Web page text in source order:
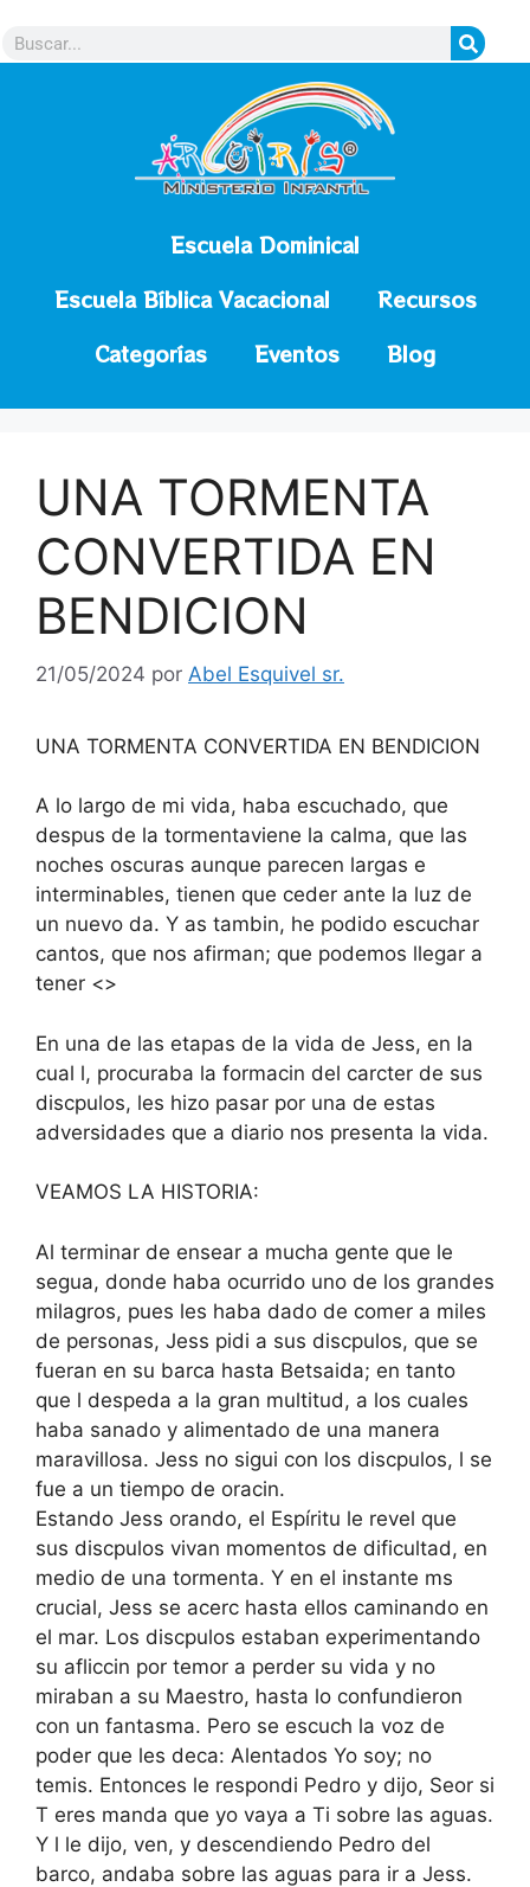
Escuela Dominical
Escuela Bíblica Vacacional
Recursos
Categorías
Eventos Blog
UNA TORMENTA
CONVERTIDA EN
BENDICION
21/05/2024 por Abel Esquivel sr.
UNA TORMENTA CONVERTIDA EN BENDICION
A lo largo de mi vida, haba escuchado, que
despus de la tormentaviene la calma, que las
noches oscuras aunque parecen largas e
interminables, tienen que ceder ante la luz de
un nuevo da. Y as tambin, he podido escuchar
cantos, que nos afirman; que podemos llegar a
tener <>
En una de las etapas de la vida de Jess, en la
cual l, procuraba la formacin del carcter de sus
discpulos, les hizo pasar por una de estas
adversidades que a diario nos presenta la vida.
VEAMOS LA HISTORIA:
Al terminar de ensear a mucha gente que le
segua, donde haba ocurrido uno de los grandes
milagros, pues les haba dado de comer a miles
de personas, Jess pidi a sus discpulos, que se
fueran en su barca hasta Betsaida; en tanto
que l despeda a la gran multitud, a los cuales
haba sanado y alimentado de una manera
maravillosa. Jess no sigui con los discpulos, l se
fue a un tiempo de oracin.
Estando Jess orando, el Espíritu le revel que
sus discpulos vivan momentos de dificultad, en
medio de una tormenta. Y en el instante ms
crucial, Jess se acerc hasta ellos caminando en
el mar. Los discpulos estaban experimentando
su afliccin por temor a perder su vida y no
miraban a su Maestro, hasta lo confundieron
con un fantasma. Pero se escuch la voz de
poder que les deca: Alentados Yo soy; no
temis. Entonces le respondi Pedro y dijo, Seor si
T eres manda que yo vaya a Ti sobre las aguas.
Y l le dijo, ven, y descendiendo Pedro del
barco, andaba sobre las aguas para ir a Jess.